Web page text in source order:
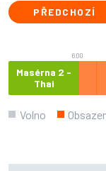
PŘEDCHOZÍ
6.00
Masérna 2 -
Thai
Volno